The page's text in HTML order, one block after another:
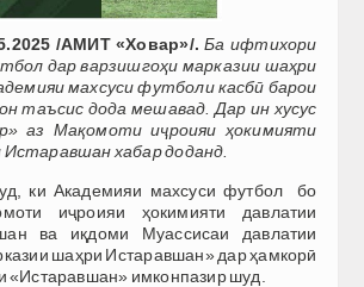
/АМИТ «Ховар»/. Ба ифтихори
дар варзишгоҳи марказии шаҳри
махсуси футболи касбӣ барои
таъсис дода мешавад. Дар ин хусус
аз Мақомоти иҷроияи ҳокимияти
хабар доданд.
ки Академияи махсуси футбол
бо
иҷроияи ҳокимияти давлатии
ва иқдоми Муассисаи давлатии
шаҳри Истаравшан» дар ҳамкорӣ
«Истаравшан» имконпазир шуд.